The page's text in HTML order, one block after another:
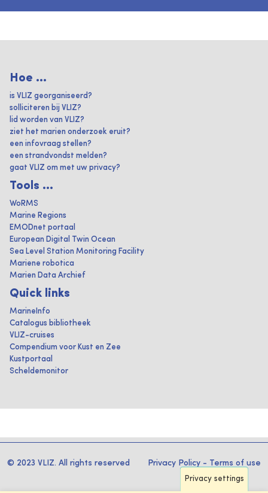
Hoe ...
is VLIZ georganiseerd?
solliciteren bij VLIZ?
lid worden van VLIZ?
ziet het marien onderzoek eruit?
een infovraag stellen?
een strandvondst melden?
gaat VLIZ om met uw privacy?
Tools ...
WoRMS
Marine Regions
EMODnet portaal
European Digital Twin Ocean
Sea Level Station Monitoring Facility
Mariene robotica
Marien Data Archief
Quick links
MarineInfo
Catalogus bibliotheek
VLIZ-cruises
Compendium voor Kust en Zee
Kustportaal
Scheldemonitor
© 2023 VLIZ. All rights reserved Privacy Policy - Terms of use
Privacy settings